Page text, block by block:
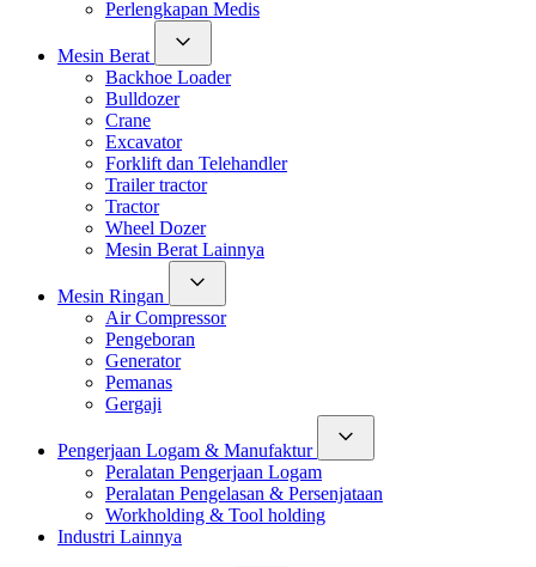
Perlengkapan Medis
Mesin Berat
Backhoe Loader
Bulldozer
Crane
Excavator
Forklift dan Telehandler
Trailer tractor
Tractor
Wheel Dozer
Mesin Berat Lainnya
Mesin Ringan
Air Compressor
Pengeboran
Generator
Pemanas
Gergaji
Pengerjaan Logam & Manufaktur
Peralatan Pengerjaan Logam
Peralatan Pengelasan & Persenjataan
Workholding & Tool holding
Industri Lainnya